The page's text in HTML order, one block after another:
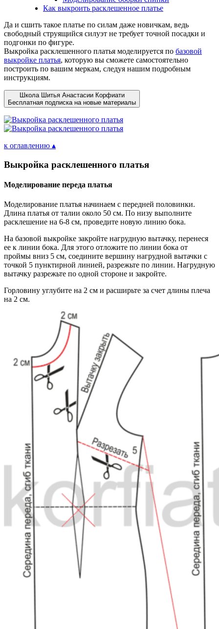
Как выкроить расклешенное платье
Да и сшить такое платье по силам даже новичкам, ведь
свободный струящийся силуэт не требует точной посадки и
подгонки по фигуре.
Выкройка расклешенного платья моделируется по базовой
выкройке платья, которую вы сможете самостоятельно
построить по вашим меркам, следуя нашим подробным
инструкциям.
Школа Шитья Анастасии Корфиати
Бесплатная подписка на новые материалы
к оглавлению ▴
Выкройка расклешенного платья
Моделирование переда платья
Моделирование платья начинаем с передней половинки.
Длина платья от талии около 50 см. По низу выполните
расклешение на 6-8 см, проведите новую линию бока.
На базовой выкройке закройте нагрудную вытачку, перенеся
ее к линии бока. Для этого отложите по линии бока от
проймы вниз 5 см, соедините вершину нагрудной вытачки с
точкой 5 пунктирной линией, разрежьте по линии. Нагрудную
вытачку разрежьте по одной стороне и закройте.
Горловину углубите на 2 см и расширьте за счет длины плеча
на 2 см.